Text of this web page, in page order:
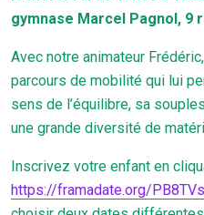
gymnase Marcel Pagnol, 9
Avec notre animateur
parcours de mobilité qui lui
sens de l’équilibre, sa
une grande diversité de
Inscrivez votre enfant en
https://framadate.org/